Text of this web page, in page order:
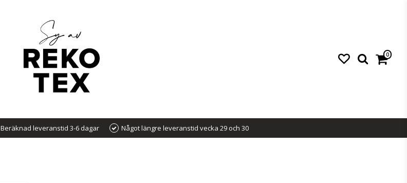
0
Beräknad leveranstid 3-6 dagar Något längre leveranstid vecka 29 och 30